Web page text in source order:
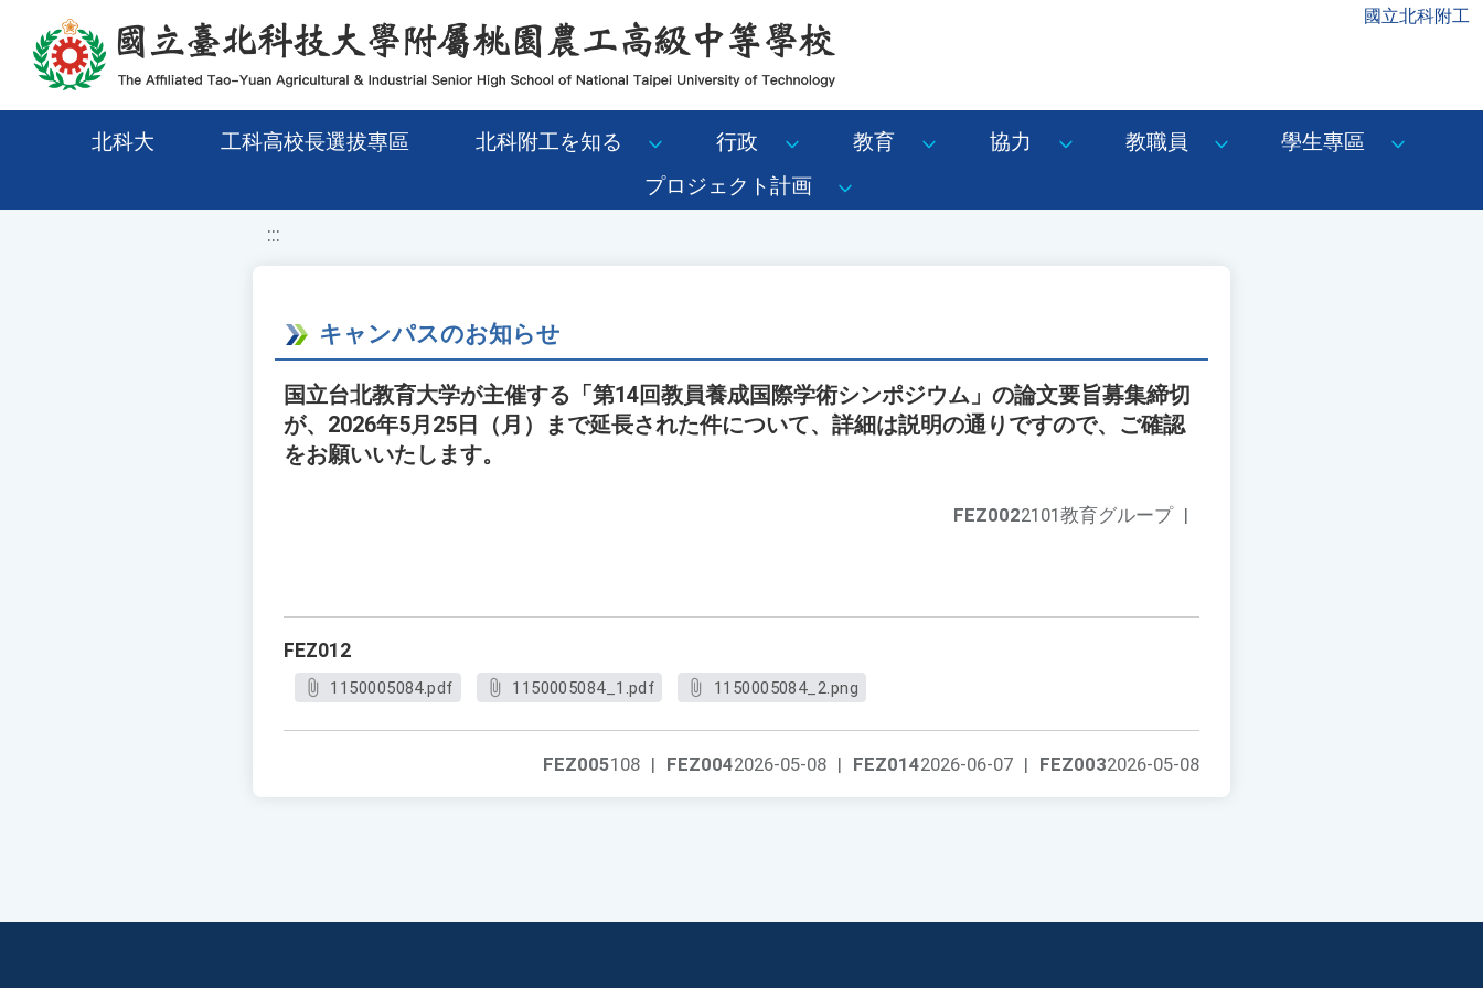
移至網頁之主要內容區位置 國立北科附工
北科大 工科高校長選拔專區 北科附工を知る 行政 教育 協力 教職員
學生專區
プロジェクト計画
:::
キャンパスのお知らせ
国立台北教育大学が主催する「第14回教員養成国際学術シンポジウム」の論文要旨募集締切
が、2026年5月25日（月）まで延長された件について、詳細は説明の通りですので、ご確認
をお願いいたします。
FEZ0022101教育グループ |
FEZ012
1150005084.pdf 1150005084_1.pdf 1150005084_2.png
FEZ0032026-05-08
FEZ0142026-06-07 |
FEZ0042026-05-08 |
FEZ005108 |